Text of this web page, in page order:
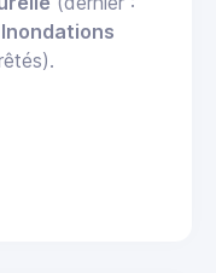
Inondations